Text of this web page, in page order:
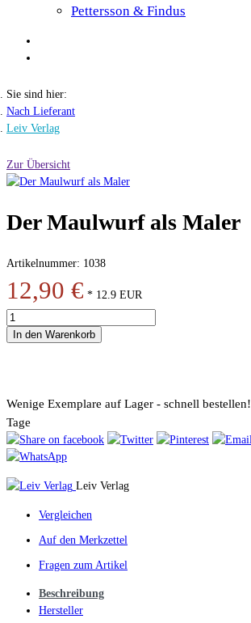
Pettersson & Findus
Sie sind hier:
Nach Lieferant
Leiv Verlag
Zur Übersicht
Der Maulwurf als Maler
Artikelnummer: 1038
12,90 € * 12.9 EUR
In den Warenkorb
Wenige Exemplare auf Lager - schnell bestellen!
Tage
Leiv Verlag
Vergleichen
Auf den Merkzettel
Fragen zum Artikel
Beschreibung
Hersteller